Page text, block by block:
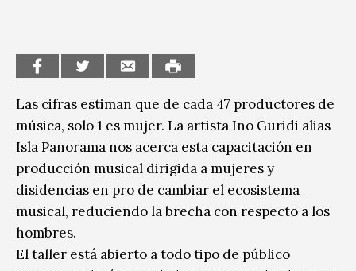
Sin categoría
Las cifras estiman que de cada 47 productores de
música, solo 1 es mujer. La artista Ino Guridi alias
Isla Panorama nos acerca esta capacitación en
producción musical dirigida a mujeres y
disidencias en pro de cambiar el ecosistema
musical, reduciendo la brecha con respecto a los
hombres.
El taller está abierto a todo tipo de público